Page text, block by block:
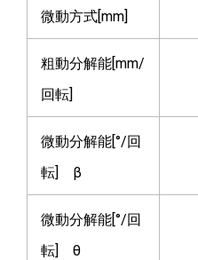
微動方式[mm]
粗動分解能[mm/
回転]
微動分解能[°/回
転] β
微動分解能[°/回
転] θ